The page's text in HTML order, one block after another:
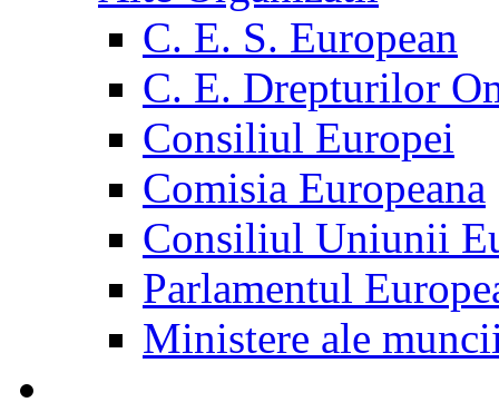
C. E. S. European
C. E. Drepturilor
Consiliul Europei
Comisia Europeana
Consiliul Uniunii
Parlamentul
Ministere ale